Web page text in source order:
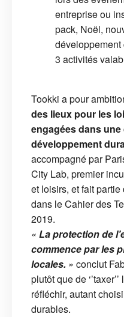
entreprise ou
pack, Noël,
3 activités
Tookki a pour
des lieux pour les
engagées dans
développement
accompagné par
City Lab, premier
et loisirs, et fait
dans le Cahier des
2019.
« La protection de
commence par les
locales. » conclut
plutôt que de
réfléchir, autant
durables.